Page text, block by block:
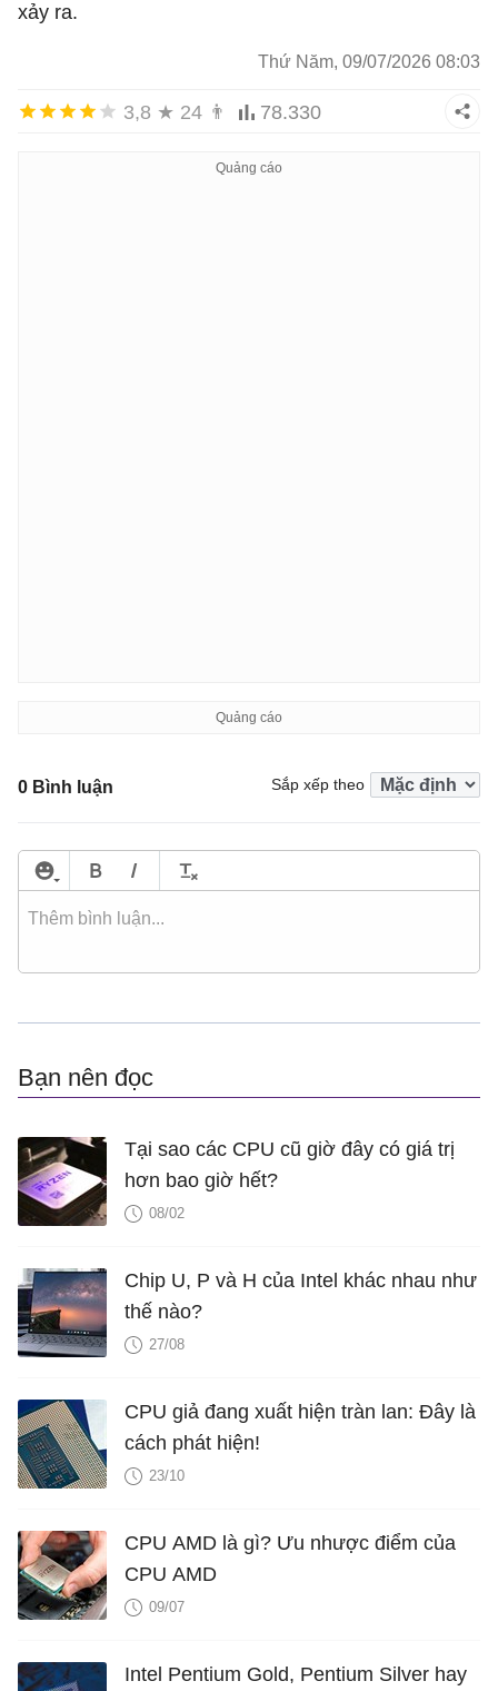
xảy ra.
Thứ Năm, 09/07/2026 08:03
3,8 ★ 24 👨 78.330
0 Bình luận Sắp xếp theo
Bạn nên đọc
Tại sao các CPU cũ giờ đây có giá trị
hơn bao giờ hết?
08/02
Chip U, P và H của Intel khác nhau như
thế nào?
27/08
CPU giả đang xuất hiện tràn lan: Đây là
cách phát hiện!
23/10
CPU AMD là gì? Ưu nhược điểm của
CPU AMD
09/07
Intel Pentium Gold, Pentium Silver hay